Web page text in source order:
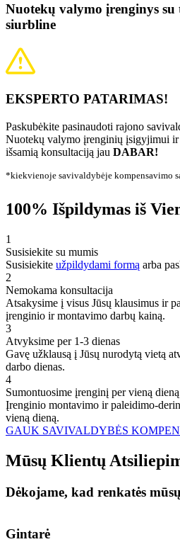
Nuotekų valymo įrenginys
siurbline
EKSPERTO PATARIMAS!
Paskubėkite pasinaudoti rajono
Nuotekų valymo įrenginių įsigyjimui
išsamią konsultaciją jau DABAR!
*kiekvienoje savivaldybėje kompensavimo
100% Išpildymas iš
1
Susisiekite su mumis
Susisiekite užpildydami formą arba
2
Nemokama konsultacija
Atsakysime į visus Jūsų klausimus ir
įrenginio ir montavimo darbų kainą.
3
Atvyksime per 1-3 dienas
Gavę užklausą į Jūsų nurodytą vietą
darbo dienas.
4
Sumontuosime įrenginį per vieną dieną
Įrenginio montavimo ir paleidimo-
vieną dieną.
GAUK SAVIVALDYBĖS
Mūsų Klientų
Dėkojame, kad renkatės
Gintarė